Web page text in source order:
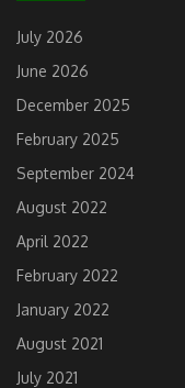
July 2026
June 2026
December 2025
February 2025
September 2024
August 2022
April 2022
February 2022
January 2022
August 2021
July 2021